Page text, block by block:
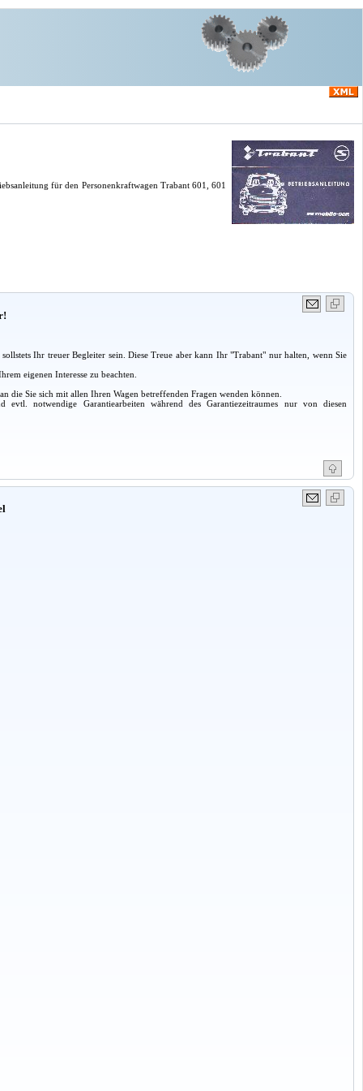
für den Personenkraftwagen Trabant 601, 601
Ihr treuer Begleiter sein. Diese Treue aber kann Ihr "Trabant" nur halten, wenn Sie
eigenen Interesse zu beachten.
die Sie sich mit allen Ihren Wagen betreffenden Fragen wenden können.
notwendige Garantiearbeiten während des Garantiezeitraumes nur von diesen